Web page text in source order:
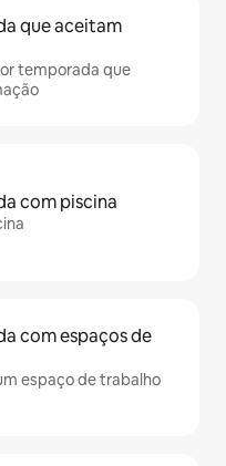
que aceitam
temporada que
com piscina
com espaços de
espaço de trabalho